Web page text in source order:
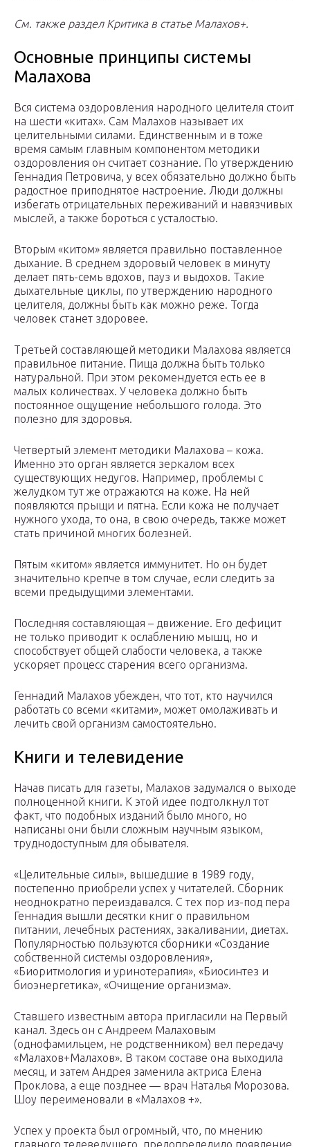
См. также раздел Критика в статье Малахов+.
Основные принципы системы
Малахова
Вся система оздоровления народного целителя стоит
на шести «китах». Сам Малахов называет их
целительными силами. Единственным и в тоже
время самым главным компонентом методики
оздоровления он считает сознание. По утверждению
Геннадия Петровича, у всех обязательно должно быть
радостное приподнятое настроение. Люди должны
избегать отрицательных переживаний и навязчивых
мыслей, а также бороться с усталостью.
Вторым «китом» является правильно поставленное
дыхание. В среднем здоровый человек в минуту
делает пять-семь вдохов, пауз и выдохов. Такие
дыхательные циклы, по утверждению народного
целителя, должны быть как можно реже. Тогда
человек станет здоровее.
Третьей составляющей методики Малахова является
правильное питание. Пища должна быть только
натуральной. При этом рекомендуется есть ее в
малых количествах. У человека должно быть
постоянное ощущение небольшого голода. Это
полезно для здоровья.
Четвертый элемент методики Малахова – кожа.
Именно это орган является зеркалом всех
существующих недугов. Например, проблемы с
желудком тут же отражаются на коже. На ней
появляются прыщи и пятна. Если кожа не получает
нужного ухода, то она, в свою очередь, также может
стать причиной многих болезней.
Пятым «китом» является иммунитет. Но он будет
значительно крепче в том случае, если следить за
всеми предыдущими элементами.
Последняя составляющая – движение. Его дефицит
не только приводит к ослаблению мышц, но и
способствует общей слабости человека, а также
ускоряет процесс старения всего организма.
Геннадий Малахов убежден, что тот, кто научился
работать со всеми «китами», может омолаживать и
лечить свой организм самостоятельно.
Книги и телевидение
Начав писать для газеты, Малахов задумался о выходе
полноценной книги. К этой идее подтолкнул тот
факт, что подобных изданий было много, но
написаны они были сложным научным языком,
труднодоступным для обывателя.
«Целительные силы», вышедшие в 1989 году,
постепенно приобрели успех у читателей. Сборник
неоднократно переиздавался. С тех пор из-под пера
Геннадия вышли десятки книг о правильном
питании, лечебных растениях, закаливании, диетах.
Популярностью пользуются сборники «Создание
собственной системы оздоровления»,
«Биоритмология и уринотерапия», «Биосинтез и
биоэнергетика», «Очищение организма».
Ставшего известным автора пригласили на Первый
канал. Здесь он с Андреем Малаховым
(однофамильцем, не родственником) вел передачу
«Малахов+Малахов». В таком составе она выходила
месяц, и затем Андрея заменила актриса Елена
Проклова, а еще позднее — врач Наталья Морозова.
Шоу переименовали в «Малахов +».
Успех у проекта был огромный, что, по мнению
главного телеведущего, предопределило появление